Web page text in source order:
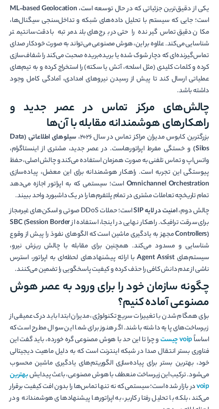
یکی از دقیق‌ترین جزئیاتی که در حال توسعه است، ML-based Geolocation
است؛ جایی که سیستم با تحلیل داده‌های شبکه و تداخل‌سنجی سیگنال‌ها،
مکان دقیق تماس‌گیرنده را حتی در برج‌های بلندمرتبه با دقت سانتیمتر
شناسایی می‌کند. علاوه بر این، هوش مصنوعی می‌تواند به صورت خودکار صدای
تماس‌گیرنده‌ای که دچار شوک شده یا بریده‌بریده صحبت می‌کند را شفاف‌سازی
کرده و کلمات کلیدی (مثل اسلحه، آتش یا سکته) را استخراج کرده و به تیم‌های
عملیاتی ارسال کند تا پیش از رسیدن نیروهای امدادی، آمادگی کامل وجود
داشته باشد.
چالش‌های مرکز تماس در عصر جدید و
راهکارهای هوشمندانه مقابله با آن‌ها
بزرگترین کابوس مدیران مراکز تماس در سال ۲۰۲۶،
سیلوهای اطلاعاتی (Data
Silos) و خستگی مفرط اپراتورهاست. در عصر جدید، مشتری از اینستاگرام،
واتس‌اپ و تماس تلفنی به صورت همزمان استفاده می‌کند و چالش اصلی، حفظ
پیوستگی این تجربه است. راهکار هوشمندانه برای این معضل، پیاده‌سازی
Omnichannel Orchestration است؛ سیستمی که به اپراتور اجازه می‌دهد
تمام تاریخچه تعاملات مشتری در تمام پلتفرم‌ها را در یک داشبورد واحد ببیند.
چالش دوم،امنیت در لایه SIP
است؛ حملات DDoS صوتی و اسکن‌های غیرمجاز
برای سرقت ترافیک. راهکار نهایی در اینجا، استفاده ازSBC (Session Border
Controllers)مجهز به یادگیری ماشین است که الگوهای نفوذ را پیش از وقوع
شناسایی و مسدود می‌کند. همچنین برای مقابله با چالش ریزش نیرو،
سیستم‌هایAgent Assistبا ارائه پیشنهادهای لحظه‌ای به اپراتور، استرس
ناشی از عدم دانش کافی را حذف کرده و کیفیت پاسخگویی را تضمین می‌کنند.
چگونه سازمان خود را برای ورود به عصر هوش
مصنوعی آماده کنیم؟
برای همگام شدن با تغییرات سریع تکنولوژی، مدیران ابتدا باید درک عمیقی از
زیرساخت‌های پایه داشته باشند. اگر هنوز برای شما این سوال مطرح است که
اساساًvoipچیستو چرا تا این حد با هوش مصنوعی گره خورده، باید گفت این
فناوری بستر انتقال صدا در شبکه اینترنت است که به دلیل ماهیت دیجیتالی
خود، بهترین بستر برای پیاده‌سازی الگوریتم‌های یادگیری ماشین محسوب
می‌شود. ترکیب این زیرساخت منعطف با هوش مصنوعی، باعث پیدایشبهترین
voipدر بازار شده است؛ سیستمی که نه تنها تماس‌ها را بدون افت کیفیت برقرار
می‌کند، بلکه با تحلیل رفتار کاربر، به اپراتورها پیشنهادهای هوشمندانه و در